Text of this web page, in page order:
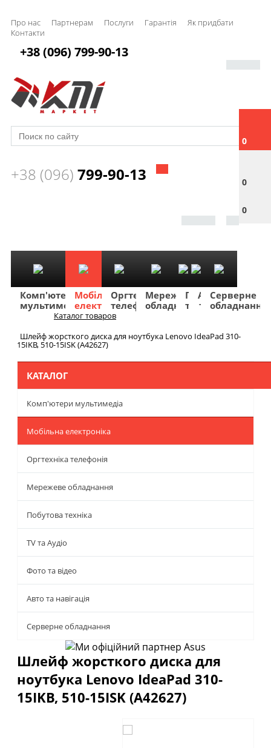
Про нас Партнерам Послуги Гарантія
Як придбати
Контакти
0
0
0
+38 (096) 799-90-13
+38 (096) 799-90-13
Комп'ютери
мультимедіа
Мобільна
електроніка
Оргтехніка
телефонія
Мережеве
обладнання
Побутова
техніка
TV
та
Фото
та
Авто
та
Серверне
обладнання
Каталог товаров
Шлейф жорсткого диска для ноутбука Lenovo IdeaPad 310-
15IKB, 510-15ISK (A42627)
КАТАЛОГ
Комп'ютери мультимедіа
Мобільна електроніка
Оргтехніка телефонія
Мережеве обладнання
Побутова техніка
TV та Аудіо
Фото та відео
Авто та навігація
Серверне обладнання
Шлейф жорсткого диска для
ноутбука Lenovo IdeaPad 310-
15IKB, 510-15ISK (A42627)